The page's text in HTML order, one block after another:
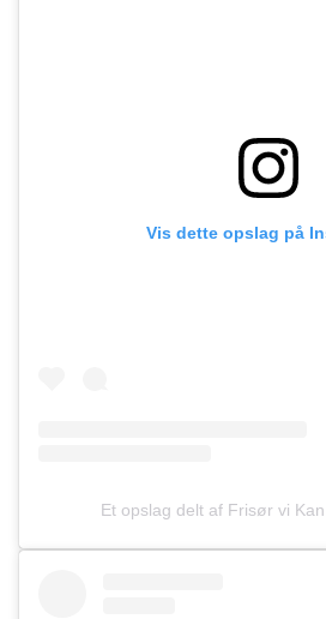
Vis dette opslag på
Et opslag delt af Frisør vi